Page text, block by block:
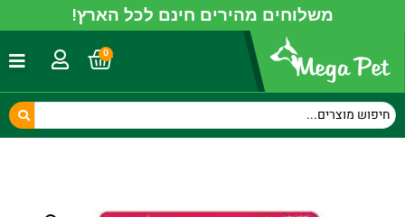
משלוחים מהירים חינם לכל הארץ!
0